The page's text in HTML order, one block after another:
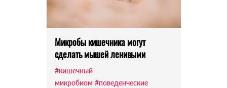
Микробы кишечника могут
сделать мышей ленивыми
#кишечный
микробиом #поведенческие